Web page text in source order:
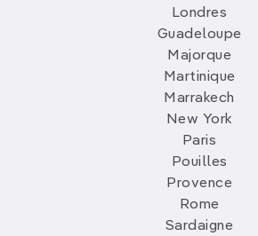
Londres
Guadeloupe
Majorque
Martinique
Marrakech
New York
Paris
Pouilles
Provence
Rome
Sardaigne